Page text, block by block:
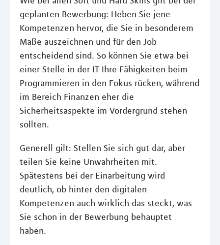
geplanten Bewerbung: Heben Sie jene
Kompetenzen hervor, die Sie in besonderem
Maße auszeichnen und für den Job
entscheidend sind. So können Sie etwa bei
einer Stelle in der IT Ihre Fähigkeiten beim
Programmieren in den Fokus rücken, während
im Bereich Finanzen eher die
Sicherheitsaspekte im Vordergrund stehen
sollten.
Generell gilt: Stellen Sie sich gut dar, aber
teilen Sie keine Unwahrheiten mit.
Spätestens bei der Einarbeitung wird
deutlich, ob hinter den digitalen
Kompetenzen auch wirklich das steckt, was
Sie schon in der Bewerbung behauptet
haben.